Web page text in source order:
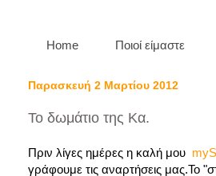
Home Ποιοί είμαστε
Παρασκευή 2 Μαρτίου 2012
Το δωμάτιο της Κα.
Πριν λίγες ημέρες η καλή μου
γράφουμε τις αναρτήσεις μας.Το